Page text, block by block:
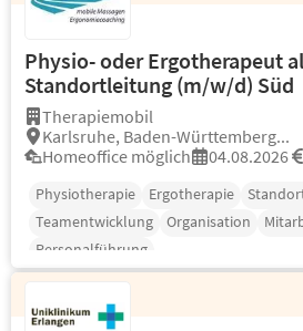
Physio- oder Ergotherapeut
Standortleitung (m/w/d) Süd
Therapiemobil
Karlsruhe, Baden-Württemberg...
Homeoffice möglich
04.08.2026
Physiotherapie Ergotherapie
Teamentwicklung
Organisation
Personalführung